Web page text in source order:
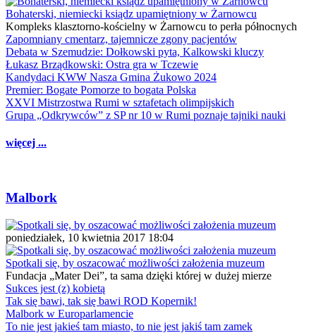
Bohaterski, niemiecki ksiądz upamiętniony w Żarnowcu
Kompleks klasztorno-kościelny w Żarnowcu to perła północnych
Zapomniany cmentarz, tajemnicze zgony pacjentów
Debata w Szemudzie: Dołkowski pyta, Kalkowski kluczy
Łukasz Brządkowski: Ostra gra w Tczewie
Kandydaci KWW Nasza Gmina Żukowo 2024
Premier: Bogate Pomorze to bogata Polska
XXVI Mistrzostwa Rumi w sztafetach olimpijskich
Grupa „Odkrywców” z SP nr 10 w Rumi poznaje tajniki nauki
więcej ...
Malbork
poniedziałek, 10 kwietnia 2017 18:04
Spotkali się, by oszacować możliwości założenia muzeum
Fundacja „Mater Dei”, ta sama dzięki której w dużej mierze
Sukces jest (z) kobietą
Tak się bawi, tak się bawi ROD Kopernik!
Malbork w Europarlamencie
To nie jest jakieś tam miasto, to nie jest jakiś tam zamek